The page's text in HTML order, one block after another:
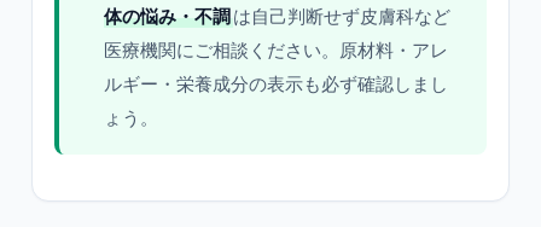
体の悩み・不調は自己判断せず皮膚科など
医療機関にご相談ください。原材料・アレ
ルギー・栄養成分の表示も必ず確認しまし
ょう。